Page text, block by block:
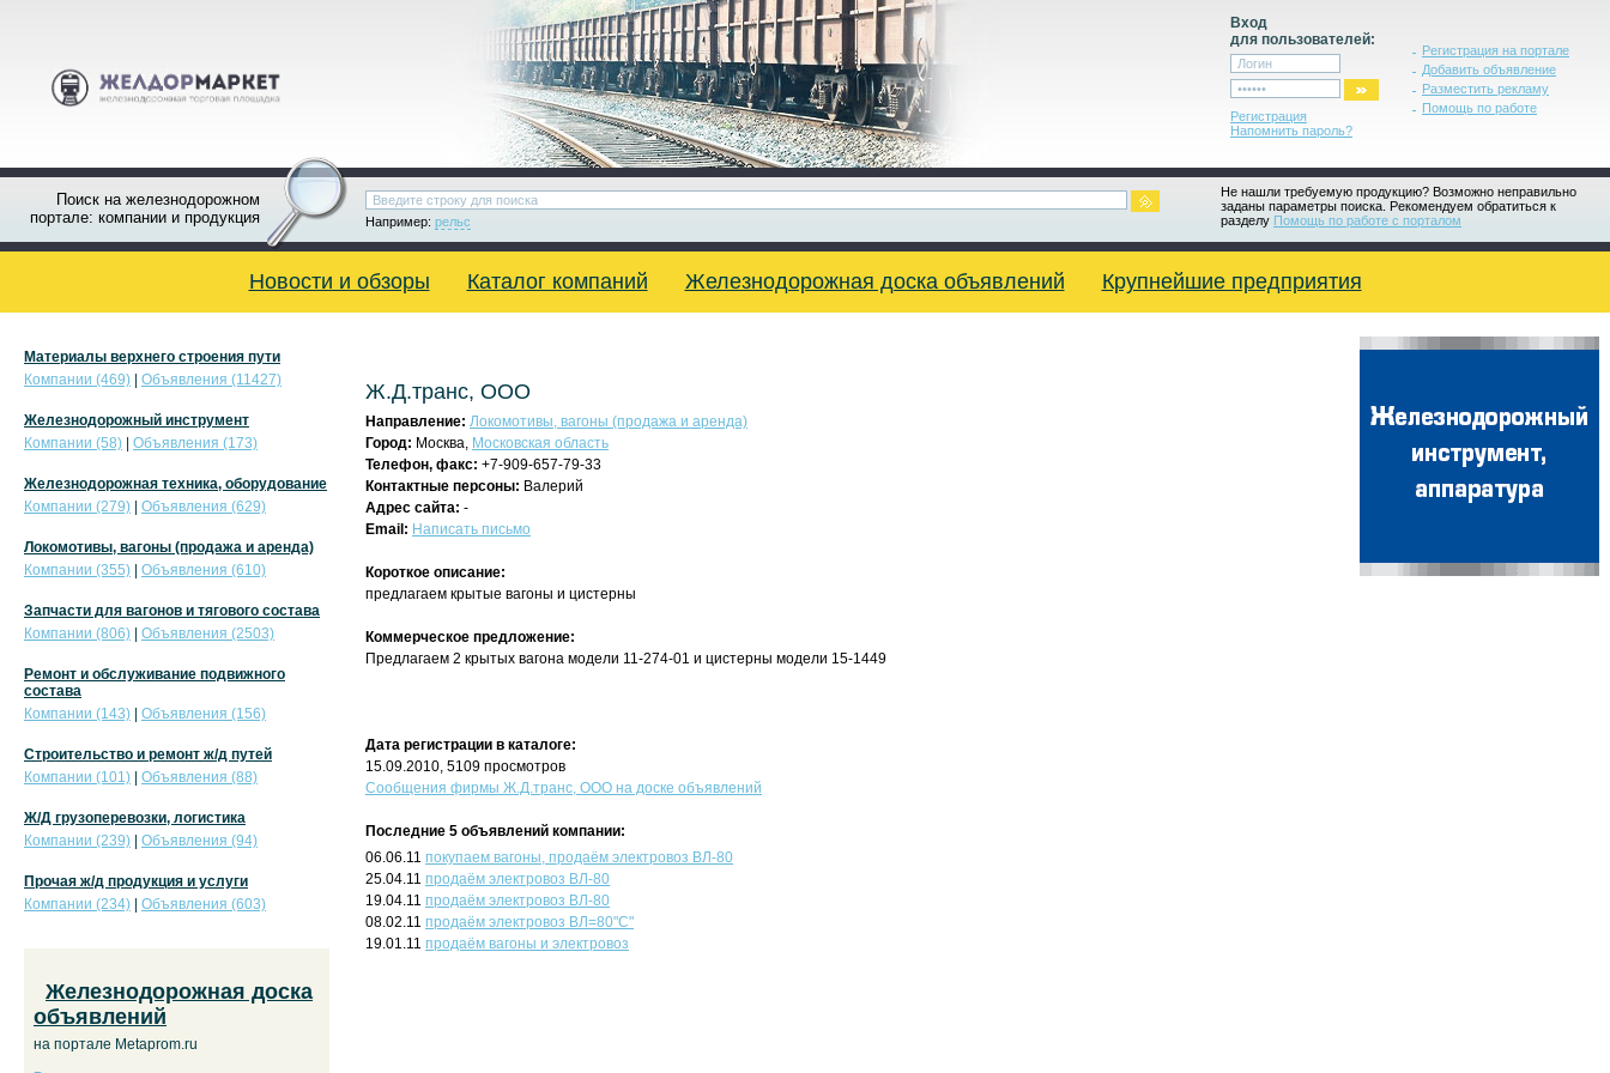
Вход
для пользователей:
Регистрация
Напомнить пароль?
Регистрация на портале
Добавить объявление
Разместить рекламу
Помощь по работе
Поиск на железнодорожном
портале: компании и продукция
Не нашли требуемую продукцию? Возможно неправильно
заданы параметры поиска. Рекомендуем обратиться к
разделу Помощь по работе с порталом
Например: рельс
Новости и обзоры Каталог компаний Железнодорожная доска объявлений Крупнейшие предприятия
Ж.Д.транс, ООО
Направление: Локомотивы, вагоны (продажа и аренда)
Город: Москва, Московская область
Телефон, факс: +7-909-657-79-33
Контактные персоны: Валерий
Адрес сайта: -
Email: Написать письмо
Короткое описание:
предлагаем крытые вагоны и цистерны
Коммерческое предложение:
Предлагаем 2 крытых вагона модели 11-274-01 и цистерны модели 15-1449
Дата регистрации в каталоге:
15.09.2010, 5109 просмотров
Сообщения фирмы Ж.Д.транс, ООО на доске объявлений
Последние 5 объявлений компании:
06.06.11 покупаем вагоны, продаём электровоз ВЛ-80
25.04.11 продаём электровоз ВЛ-80
19.04.11 продаём электровоз ВЛ-80
08.02.11 продаём электровоз ВЛ=80"С"
19.01.11 продаём вагоны и электровоз
Материалы верхнего строения пути
Компании (469)
Объявления (11427)
Железнодорожный инструмент
Компании (58)
Объявления (173)
Железнодорожная техника, оборудование
Компании (279)
Объявления (629)
Локомотивы, вагоны (продажа и аренда)
Компании (355)
Объявления (610)
Запчасти для вагонов и тягового состава
Компании (806)
Объявления (2503)
Ремонт и обслуживание подвижного
состава
Компании (143)
Объявления (156)
Строительство и ремонт ж/д путей
Компании (101)
Объявления (88)
Ж/Д грузоперевозки, логистика
Компании (239)
Объявления (94)
Прочая ж/д продукция и услуги
Компании (234)
Объявления (603)
Железнодорожная доска
объявлений
на портале Metaprom.ru